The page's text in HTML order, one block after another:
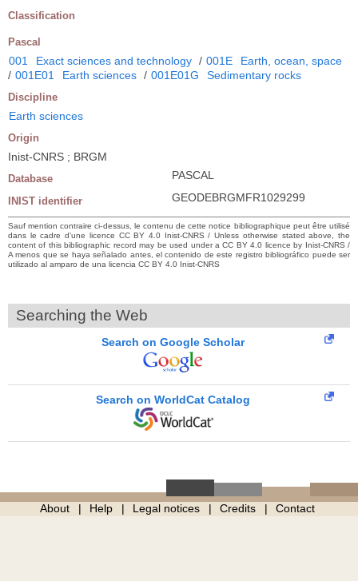
Classification
Pascal
001 Exact sciences and technology / 001E
Earth, ocean, space
/ 001E01 Earth sciences / 001E01G Sedimentary rocks
Discipline
Earth sciences
Origin
Inist-CNRS ; BRGM
Database PASCAL
INIST identifier GEODEBRGMFR1029299
Sauf mention contraire ci-dessus, le contenu de cette notice bibliographique peut être utilisé
dans le cadre d’une licence CC BY 4.0 Inist-CNRS / Unless otherwise stated above, the
content of this bibliographic record may be used under a CC BY 4.0 licence by Inist-CNRS /
A menos que se haya señalado antes, el contenido de este registro bibliográfico puede ser
utilizado al amparo de una licencia CC BY 4.0 Inist-CNRS
Searching the Web
Search on Google Scholar
Search on WorldCat Catalog
About Help Legal notices Credits Contact